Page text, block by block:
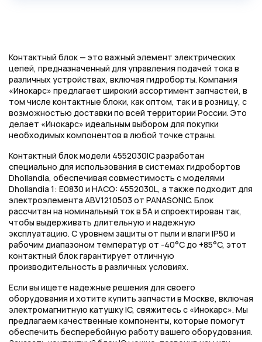
Контактный блок — это важный элемент электрических
цепей, предназначенный для управления подачей тока в
различных устройствах, включая гидроборты. Компания
«Инокарс» предлагает широкий ассортимент запчастей, в
том числе контактные блоки, как оптом, так и в розницу, с
возможностью доставки по всей территории России. Это
делает «Инокарс» идеальным выбором для покупки
необходимых компонентов в любой точке страны.
Контактный блок модели 4552030IC разработан
специально для использования в системах гидробортов
Dhollandia, обеспечивая совместимость с моделями
Dhollandia 1: E0830 и HACO: 4552030L, а также подходит для
электроэлемента ABV1210503 от PANASONIC. Блок
рассчитан на номинальный ток в 5A и спроектирован так,
чтобы выдерживать длительную и надежную
эксплуатацию. С уровнем защиты от пыли и влаги IP50 и
рабочим диапазоном температур от -40°C до +85°C, этот
контактный блок гарантирует отличную
производительность в различных условиях.
Если вы ищете надежные решения для своего
оборудования и хотите купить запчасти в Москве, включая
электромагнитную катушку IC, свяжитесь с «Инокарс». Мы
предлагаем качественные компоненты, которые помогут
обеспечить бесперебойную работу вашего оборудования.